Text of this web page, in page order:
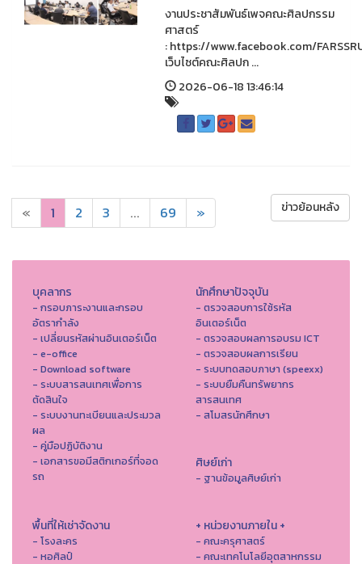
งานประชาสัมพันธ์เพจคณะศิลปกรรม
ศาสตร์
: https://www.facebook.com/
เว็บไซต์คณะศิลปก ...
2026-06-18 13:46:14
« 1 2 3 ... 69 » ข่าวย้อนหลัง
บุคลากร
- กรอบภาระงานและกรอบ
อัตรากำลัง
- เปลี่ยนรหัสผ่านอินเตอร์เน็ต
- e-office
- Download software
- ระบบสารสนเทศเพื่อการ
ตัดสินใจ
- ระบบงานทะเบียนและประมวล
ผล
- คู่มือปฏิบัติงาน
- เอกสารขอมีสติกเกอร์ที่จอด
รถ
นักศึกษาปัจจุบัน
- ตรวจสอบการใช้รหัส
อินเตอร์เน็ต
- ตรวจสอบผลการอบรม ICT
- ตรวจสอบผลการเรียน
- ระบบทดสอบภาษา (speexx)
- ระบบยืมคืนทรัพยากร
สารสนเทศ
- สโมสรนักศึกษา
ศิษย์เก่า
- ฐานข้อมูลศิษย์เก่า
พื้นที่ให้เช่าจัดงาน
- โรงละคร
- หอศิลป์
+ หน่วยงานภายใน +
- คณะครุศาสตร์
- คณะเทคโนโลยีอุตสาหกรรม